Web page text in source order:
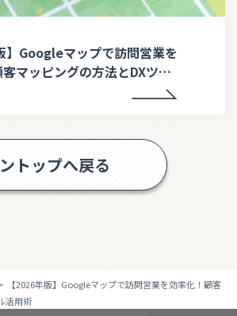
】Googleマップで訪問営業を
マッピングの方法とDXツー
トップへ戻る
【2026年版】Googleマップで訪問営業を効率化！顧客
活用術